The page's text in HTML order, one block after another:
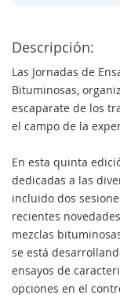
Descripción:
Las Jornadas de
Bituminosas,
escaparate de los
el campo de la
En esta quinta
dedicadas a las
incluido dos
recientes
mezclas
se está
ensayos de
opciones en el